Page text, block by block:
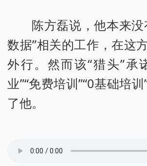
陈方磊说，他本来没
数据”相关的工作，在这
外行。然而该“猎头”承
业”“免费培训”“0基础培
了他。